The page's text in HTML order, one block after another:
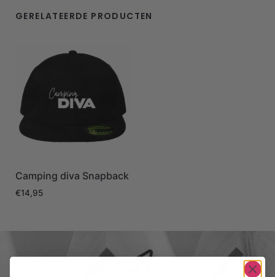
GERELATEERDE PRODUCTEN
Camping diva Snapback
€14,95